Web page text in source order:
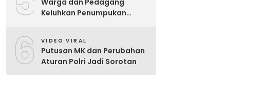
Keluhkan Penumpukan
6 VIDEO VIRAL
Putusan MK dan Perubahan
Aturan Polri Jadi Sorotan